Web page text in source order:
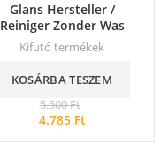
Glans Hersteller /
Reiniger Zonder Was
Kifutó termékek
5.500Ft
4.785 Ft
KOSÁRBA TESZEM